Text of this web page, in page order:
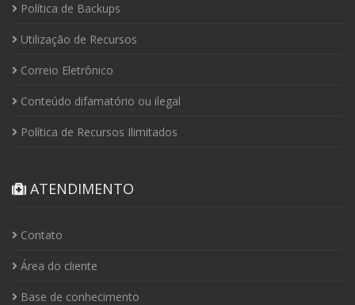
Política de Backups
Utilização de Recursos
Correio Eletrônico
Conteúdo difamatório ou ilegal
Política de Recursos Ilimitados
ATENDIMENTO
Contato
Área do cliente
Base de conhecimento